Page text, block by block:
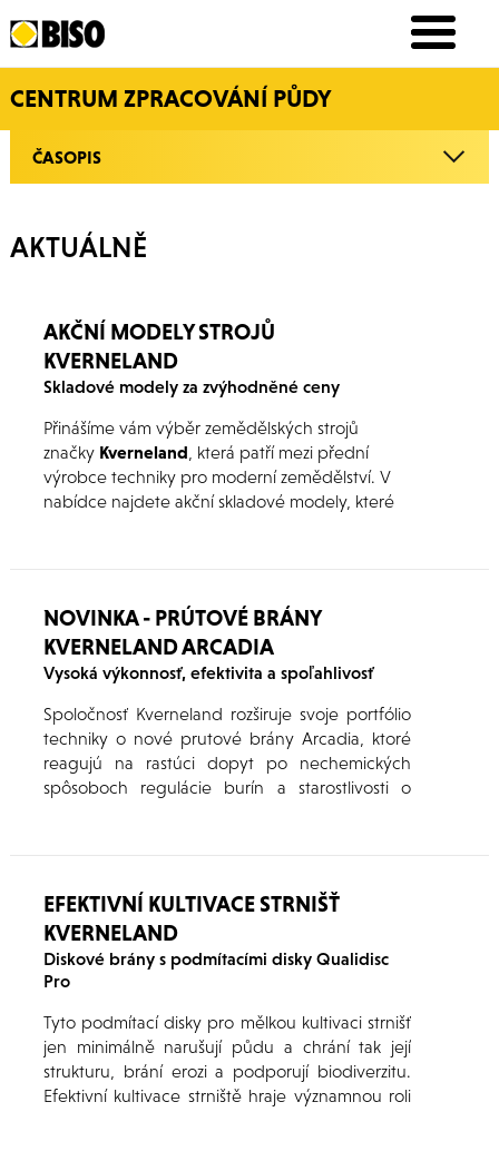
CENTRUM ZPRACOVÁNÍ PŮDY
ČASOPIS
AKTUÁLNĚ
AKČNÍ MODELY STROJŮ
KVERNELAND
Skladové modely za zvýhodněné ceny
Přinášíme vám výběr zemědělských strojů
značky Kverneland , která patří mezi přední
výrobce techniky pro moderní zemědělství. V
nabídce najdete akční skladové modely, které
níže v článku.
NOVINKA - PRÚTOVÉ BRÁNY
KVERNELAND ARCADIA
Vysoká výkonnosť, efektivita a spoľahlivosť
Spoločnosť Kverneland rozširuje svoje portfólio
techniky o nové prutové brány Arcadia, ktoré
reagujú na rastúci dopyt po nechemických
spôsoboch regulácie burín a starostlivosti o
EFEKTIVNÍ KULTIVACE STRNIŠŤ
KVERNELAND
Diskové brány s podmítacími disky Qualidisc
Pro
Tyto podmítací disky pro mělkou kultivaci strnišť
jen minimálně narušují půdu a chrání tak její
strukturu, brání erozi a podporují biodiverzitu.
Efektivní kultivace strniště hraje významnou roli